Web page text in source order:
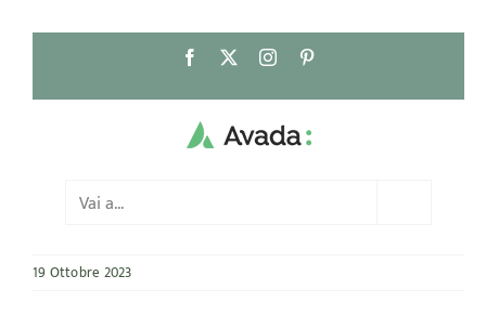
contenuto
Facebook Instagram
Vai a...
19 Ottobre 2023